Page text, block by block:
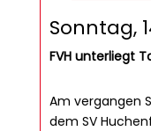
Sonntag,
FVH unterliegt
Am vergangen
dem SV